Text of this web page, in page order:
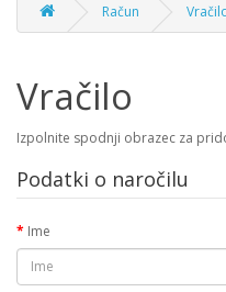
Račun
Vračilo
Izpolnite spodnji obrazec za
Podatki o naročilu
Ime